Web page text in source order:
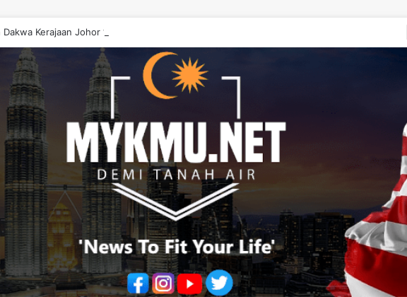
Dakwa Kerajaan Johor ‘Berwayang’ Perlu Diperbetulkan – Onn Hafiz